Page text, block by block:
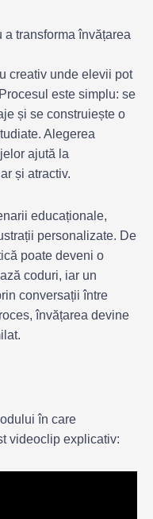
transforma învățarea
creativ unde elevii pot
este simplu: se
și se construiește o
Alegerea
ajută la
și atractiv.
educaționale,
personalizate. De
poate deveni o
coduri, iar un
conversații între
învățarea devine
în care
videoclip explicativ: